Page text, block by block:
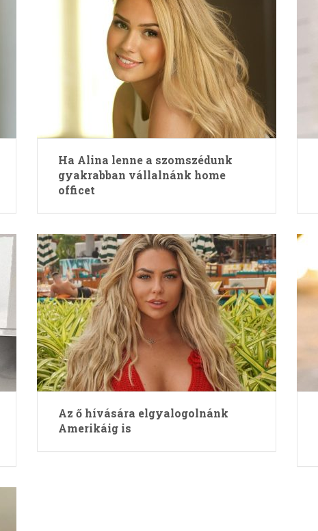
Ha Alina lenne a szomszédunk
gyakrabban vállalnánk home
officet
Az ő hívására elgyalogolnánk
Amerikáig is